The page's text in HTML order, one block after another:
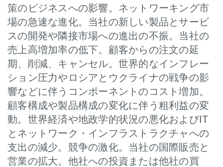
策のビジネスへの影響。ネットワーキング市
場の急速な進化。当社の新しい製品とサービ
スの開発や隣接市場への進出の不振。当社の
売上高増加率の低下。顧客からの注文の延
期、削減、キャンセル。世界的なインフレー
ション圧力やロシアとウクライナの戦争の影
響などに伴うコンポーネントのコスト増加。
顧客構成や製品構成の変化に伴う粗利益の変
動。世界経済や地政学的状況の悪化およびIT
とネットワーク・インフラストラクチャへの
支出の減少。競争の激化。当社の国際販売と
営業の拡大。他社への投資または他社の買